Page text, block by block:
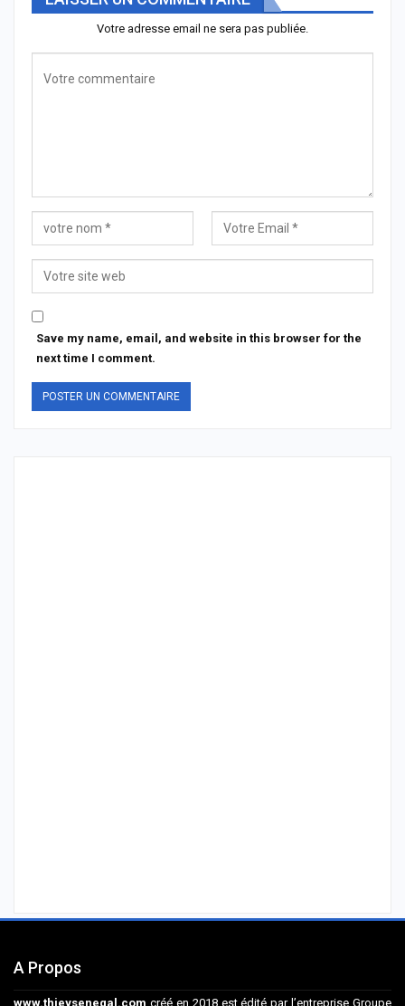
Votre adresse email ne sera pas publiée.
Save my name, email, and website in this browser for the
next time I comment.
A Propos
www.thieysenegal.com créé en 2018 est édité par l’entreprise Groupe